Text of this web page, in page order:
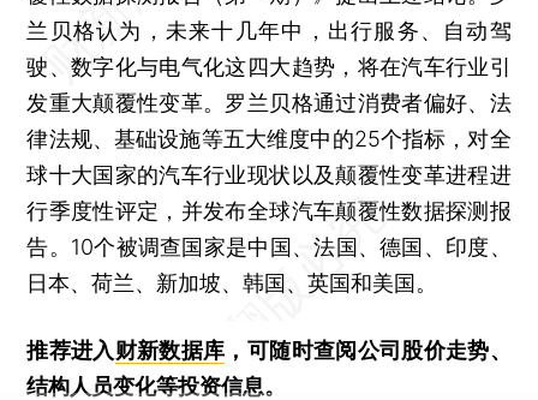
兰贝格认为，未来十几年中，出行服务、自动驾
驶、数字化与电气化这四大趋势，将在汽车行业引
发重大颠覆性变革。罗兰贝格通过消费者偏好、法
律法规、基础设施等五大维度中的25个指标，对全
球十大国家的汽车行业现状以及颠覆性变革进程进
行季度性评定，并发布全球汽车颠覆性数据探测报
告。10个被调查国家是中国、法国、德国、印度、
日本、荷兰、新加坡、韩国、英国和美国。
推荐进入财新数据库 ，可随时查阅公司股价走势、
结构人员变化等投资信息。